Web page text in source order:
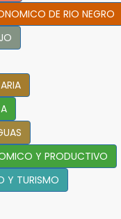
DE RIO NEGRO
Y PRODUCTIVO
Y TURISMO